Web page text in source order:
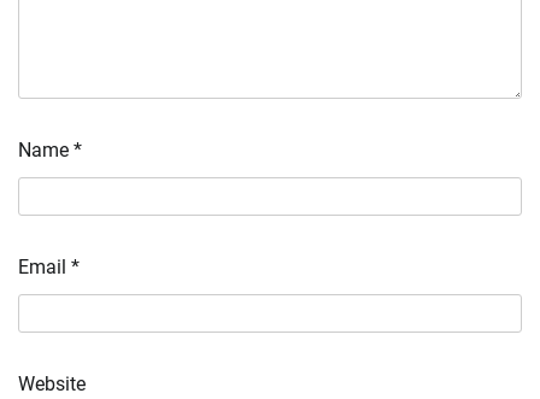
Name *
Email *
Website